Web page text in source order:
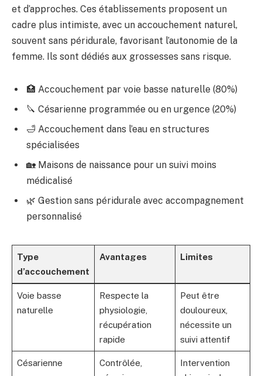
et d’approches. Ces établissements proposent un
cadre plus intimiste, avec un accouchement naturel,
souvent sans péridurale, favorisant l’autonomie de la
femme. Ils sont dédiés aux grossesses sans risque.
🏥 Accouchement par voie basse naturelle (80%)
🔪 Césarienne programmée ou en urgence (20%)
🛁 Accouchement dans l’eau en structures
spécialisées
🏡 Maisons de naissance pour un suivi moins
médicalisé
🌿 Gestion sans péridurale avec accompagnement
personnalisé
Type
d’accouchement
Avantages Limites
Voie basse
naturelle
Respecte la
physiologie,
récupération
rapide
Peut être
douloureux,
nécessite un
suivi attentif
Césarienne
Contrôlée,
Intervention